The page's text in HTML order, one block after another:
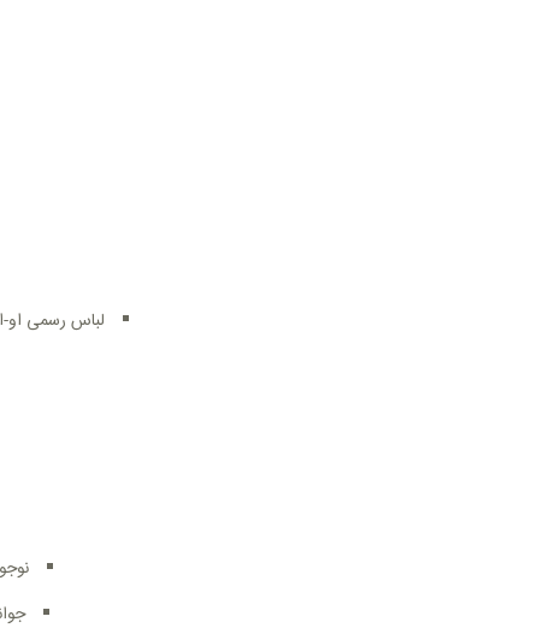
لباس رسمی او-
نوجوانان( 11 الی 13
جوانان (14 الی 17 سال):